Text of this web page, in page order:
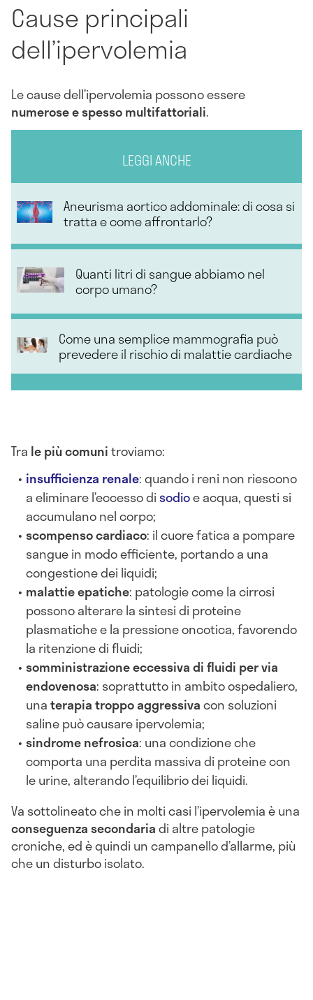
Cause principali
dell’ipervolemia
Le cause dell’ipervolemia possono essere
numerose e spesso multifattoriali.
LEGGI ANCHE
Aneurisma aortico addominale: di cosa si
tratta e come affrontarlo?
Quanti litri di sangue abbiamo nel
corpo umano?
Come una semplice mammografia può
prevedere il rischio di malattie cardiache
Tra le più comunitroviamo:
insufficienza renale: quando i reni non riescono
a eliminare l’eccesso di sodioe acqua, questi si
accumulano nel corpo;
scompenso cardiaco: il cuore fatica a pompare
sangue in modo efficiente, portando a una
congestione dei liquidi;
malattie epatiche: patologie come la cirrosi
possono alterare la sintesi di proteine
plasmatiche e la pressione oncotica, favorendo
la ritenzione di fluidi;
somministrazione eccessiva di fluidi per via
endovenosa: soprattutto in ambito ospedaliero,
unaterapia troppo aggressivacon soluzioni
saline può causare ipervolemia;
sindrome nefrosica: una condizione che
comporta una perdita massiva di proteine con
le urine, alterando l’equilibrio dei liquidi.
Va sottolineato che in molti casi l’ipervolemia è una
conseguenza secondariadi altre patologie
croniche, ed è quindi un campanello d’allarme, più
che un disturbo isolato.